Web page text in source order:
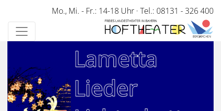
Direkt
zum
Inhalt
Mo., Mi. - Fr.: 14-18 Uhr · Tel.: 08131 - 326 400